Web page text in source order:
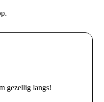
gezellig langs!